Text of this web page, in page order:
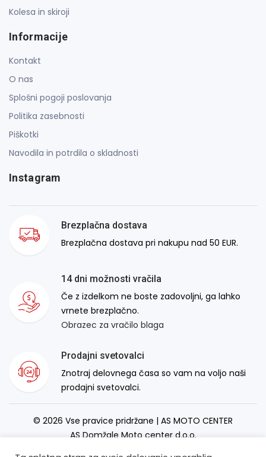
Kolesa in skiroji
Informacije
Kontakt
O nas
Splošni pogoji poslovanja
Politika zasebnosti
Piškotki
Navodila in potrdila o skladnosti
Instagram
Brezplačna dostava
Brezplačna dostava pri nakupu nad 50 EUR.
14 dni možnosti vračila
Če z izdelkom ne boste zadovoljni, ga lahko
vrnete brezplačno.
Obrazec za vračilo blaga
Prodajni svetovalci
Znotraj delovnega časa so vam na voljo naši
prodajni svetovalci.
© 2026 Vse pravice pridržane | AS MOTO CENTER
AS Domžale Moto center d.o.o.